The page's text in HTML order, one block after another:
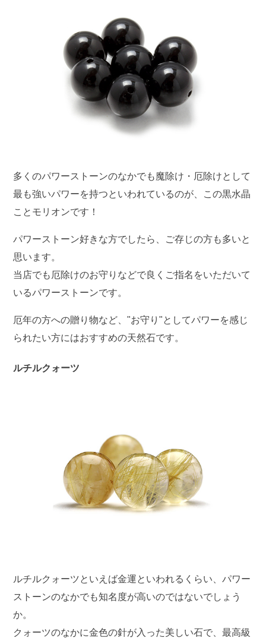
多くのパワーストーンのなかでも魔除け・厄除けとして
最も強いパワーを持つといわれているのが、この黒水晶
ことモリオンです！
パワーストーン好きな方でしたら、ご存じの方も多いと
思います。
当店でも厄除けのお守りなどで良くご指名をいただいて
いるパワーストーンです。
厄年の方への贈り物など、"お守り"としてパワーを感じ
られたい方にはおすすめの天然石です。
ルチルクォーツ
ルチルクォーツといえば金運といわれるくらい、パワー
ストーンのなかでも知名度が高いのではないでしょう
か。
クォーツのなかに金色の針が入った美しい石で、最高級